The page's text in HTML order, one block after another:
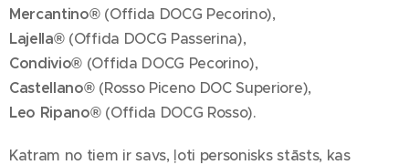
Mercantino®(Offida DOCG Pecorino),
Lajella®(Offida DOCG Passerina),
Condivio® (Offida DOCG Pecorino),
Castellano®(Rosso Piceno DOC Superiore),
Leo Ripano®(Offida DOCG Rosso).
Katram no tiem ir savs, ļoti personisks stāsts, kas